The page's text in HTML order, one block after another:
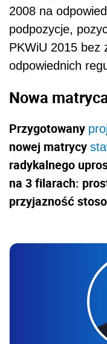
2008 na
podpozycje,
PKWiU 2015 bez
odpowiednich
Nowa
Przygotowany
nowej matrycy
radykalnego
na 3 filarach:
przyjazność